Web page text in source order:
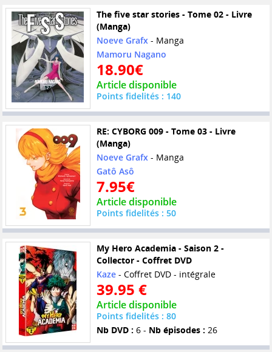
The five star stories - Tome 02 - Livre
(Manga)
Noeve Grafx - Manga
Mamoru Nagano
18.90€
Article disponible
Points fidelités : 140
RE: CYBORG 009 - Tome 03 - Livre
(Manga)
Noeve Grafx - Manga
Gatô Asô
7.95€
Article disponible
Points fidelités : 50
My Hero Academia - Saison 2 -
Collector - Coffret DVD
Kaze- Coffret DVD - intégrale
39.95 €
Article disponible
Points fidelités : 80
Nb DVD : 6 - Nb épisodes : 26